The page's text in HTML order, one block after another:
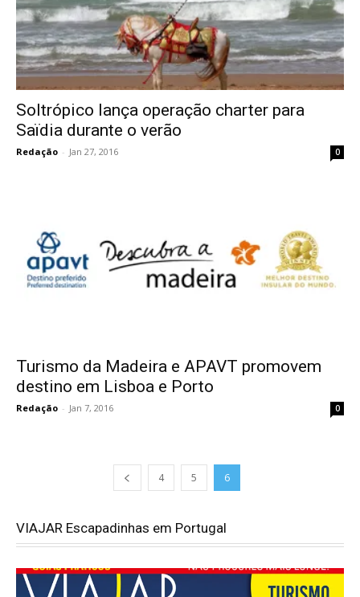
Soltrópico lança operação charter para
Saïdia durante o verão
Redação - Jan 27, 2016 0
Turismo da Madeira e APAVT promovem
destino em Lisboa e Porto
Redação - Jan 7, 2016 0
4 5 6
VIAJAR Escapadinhas em Portugal